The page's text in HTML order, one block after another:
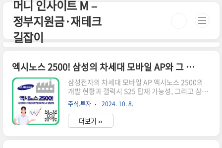
본문 바로가기
머니 인사이트 M –
정부지원금·재테크
길잡이
엑시노스 2500! 삼성의 차세대 모바일 AP와 그 영향력
삼성전자의 차세대 모바일 AP 엑시노스 2500의
개발 현황과 갤럭시 S25 탑재 가능성, 그리고 삼성
반도체 사업에 미칠 영향을 살펴봅니다. 📌 ※ 자세
한 사항은 아래 버튼을 클릭하셔서 확인해 보세요!
※엑시노스 2500이란? 바로가기↑ 이 버튼을 클
릭하시면 해당 페이지로 빠르게 이동합니다! ↑엑
주식.투자 2024. 10. 8.
더보기 ››